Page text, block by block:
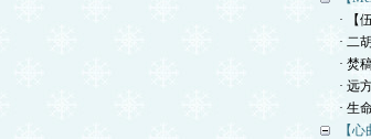
· 【
· 二
· 焚
· 远
· 生
【心